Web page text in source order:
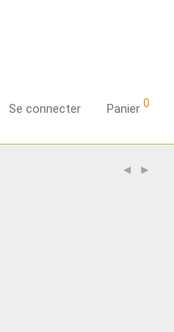
Se connecter Panier 0